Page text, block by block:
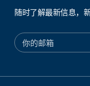
随时了解最新信息，